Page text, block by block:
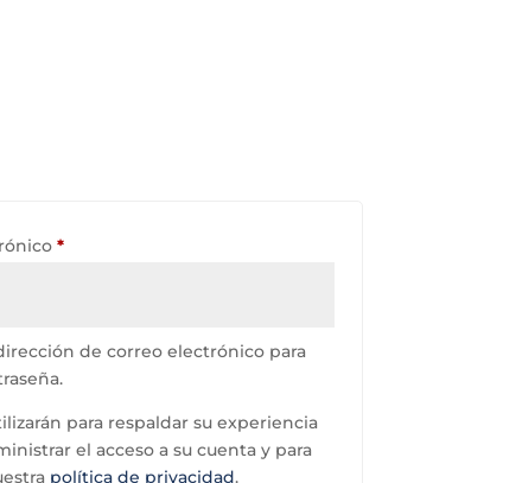
*Obligatorio
de correo electrónico para
para respaldar su experiencia
el acceso a su cuenta y para
política de privacidad.